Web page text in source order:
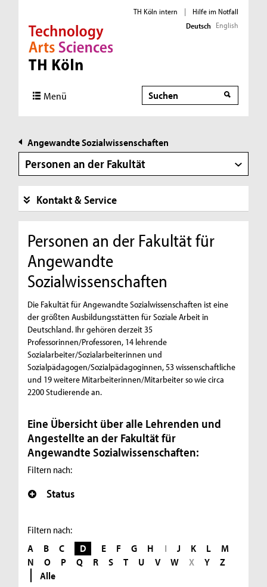
Direkt zur Hauptnavigation
Direkt zur Subnavigation
Direkt zum Inhalt
Direkt zum Fußbereich
TH Köln intern |
Hilfe im Notfall
Deutsch English
Menü Suche
Suche
Angewandte Sozialwissenschaften
Personen an der Fakultät
Kontakt & Service
Personen an der Fakultät für
Angewandte
Sozialwissenschaften
Die Fakultät für Angewandte Sozialwissenschaften ist eine
der größten Ausbildungsstätten für Soziale Arbeit in
Deutschland. Ihr gehören derzeit 35
Professorinnen/Professoren, 14 lehrende
Sozialarbeiter/Sozialarbeiterinnen und
Sozialpädagogen/Sozialpädagoginnen, 53 wissenschaftliche
und 19 weitere Mitarbeiterinnen/Mitarbeiter so wie circa
2200 Studierende an.
Eine Übersicht über alle Lehrenden und
Angestellte an der Fakultät für
Angewandte Sozialwissenschaften:
Filtern nach:
Status
Filtern nach:
A B C D E F G H I J K L
M
N
O P Q R S T U V W X Y
Z
Alle